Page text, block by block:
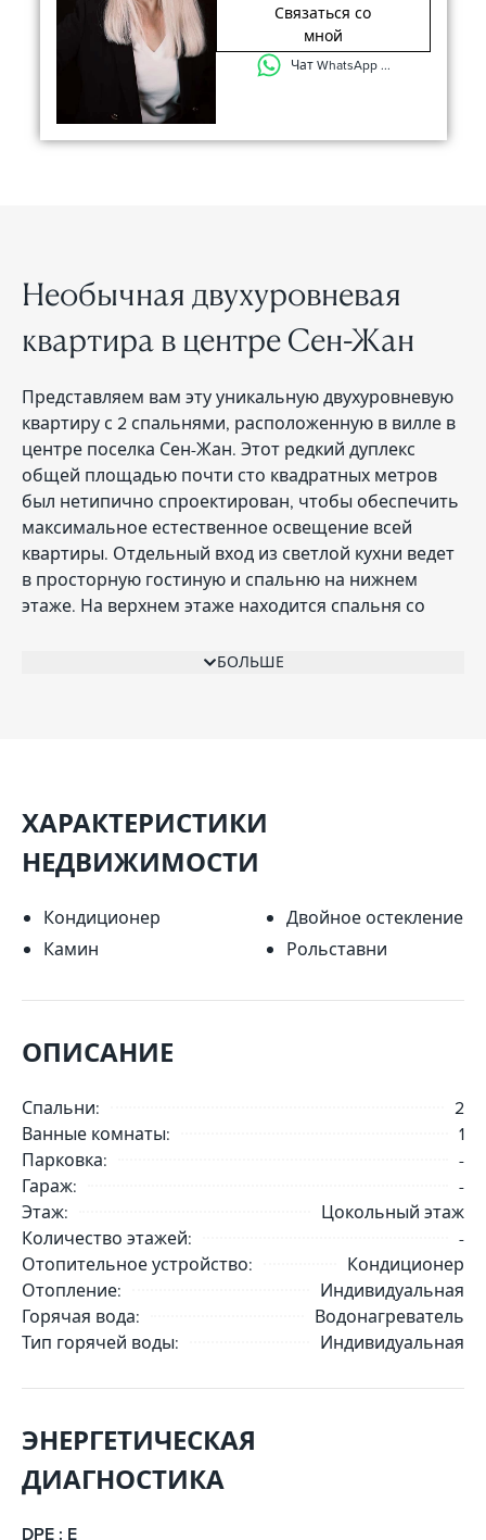
Связаться со
мной
Чат WhatsApp ...
Необычная двухуровневая
квартира в центре Сен-Жан
Представляем вам эту уникальную двухуровневую
квартиру с 2 спальнями, расположенную в вилле в
центре поселка Сен-Жан. Этот редкий дуплекс
общей площадью почти сто квадратных метров
был нетипично спроектирован, чтобы обеспечить
максимальное естественное освещение всей
квартиры. Отдельный вход из светлой кухни ведет
в просторную гостиную и спальню на нижнем
этаже. На верхнем этаже находится спальня со
душем, кабинет, отдельный туалет.
БОЛЬШЕ
ХАРАКТЕРИСТИКИ
НЕДВИЖИМОСТИ
Кондиционер
Камин
Двойное остекление
Рольставни
ОПИСАНИЕ
Спальни:
2
Ванные комнаты:
1
Парковка:
-
Гараж:
-
Этаж:
Цокольный этаж
Количество этажей:
-
Отопительное устройство:
Кондиционер
Отопление:
Индивидуальная
Горячая вода:
Водонагреватель
Тип горячей воды:
Индивидуальная
ЭНЕРГЕТИЧЕСКАЯ
ДИАГНОСТИКА
DPE : E